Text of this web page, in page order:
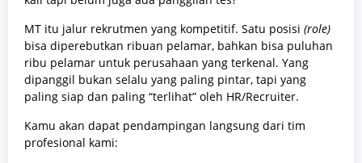
MT itu jalur rekrutmen yang kompetitif. Satu posisi (role)
bisa diperebutkan ribuan pelamar, bahkan bisa puluhan
ribu pelamar untuk perusahaan yang terkenal. Yang
dipanggil bukan selalu yang paling pintar, tapi yang
paling siap dan paling “terlihat” oleh HR/Recruiter.
Kamu akan dapat pendampingan langsung dari tim
profesional kami: